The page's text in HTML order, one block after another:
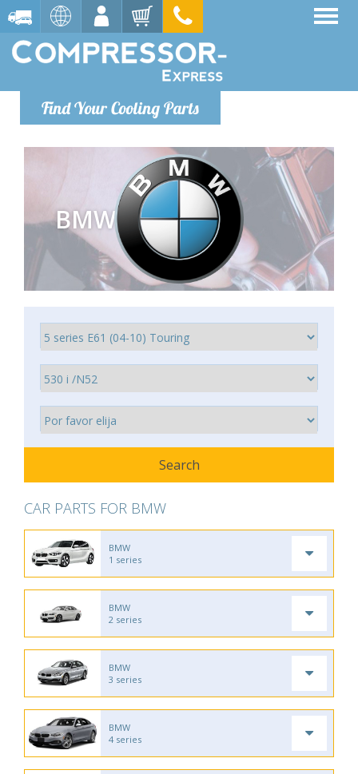
Find Your Cooling Parts
BMW
CAR PARTS FOR BMW
BMW
1 series
BMW
2 series
BMW
3 series
BMW
4 series